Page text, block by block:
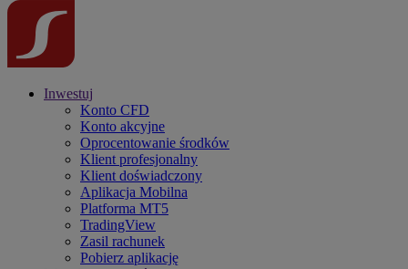
Inwestuj
Konto CFD
Konto akcyjne
Oprocentowanie środków
Klient profesjonalny
Klient doświadczony
Aplikacja Mobilna
Platforma MT5
TradingView
Zasil rachunek
Pobierz aplikację